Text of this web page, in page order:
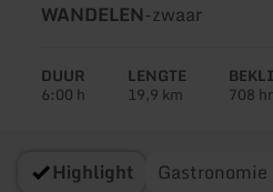
Soort
WANDELEN-zwaar
DUUR
6:00 h
LENGTE
19,9 km 708
Highlight Gastronomie